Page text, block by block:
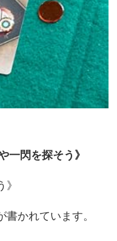
一閃を探そう》
かれています。